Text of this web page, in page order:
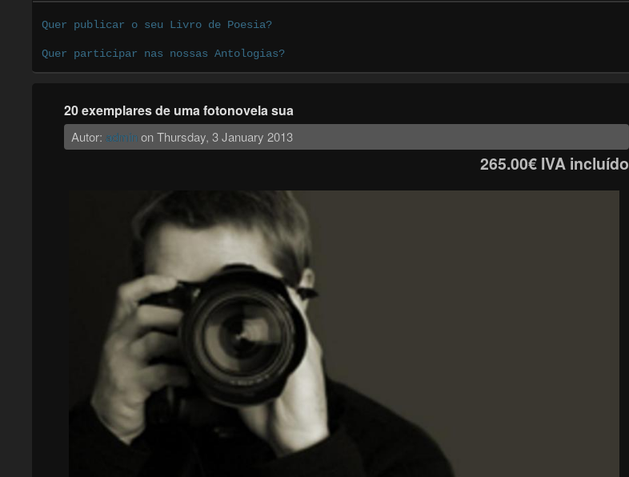
Quer publicar o seu Livro de Poesia?
Quer participar nas nossas Antologias?
20 exemplares de uma fotonovela sua
Autor: adminon Thursday, 3 January 2013
265.00€IVA incluído